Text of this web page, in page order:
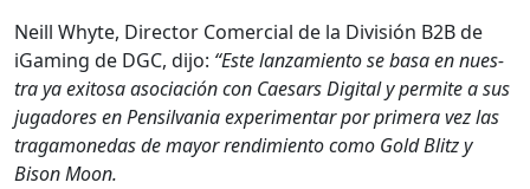
Neill Whyte, Direc­tor Com­er­cial de la División B2B de
iGam­ing de DGC, dijo: “Este lan­za­mien­to se basa en nues­
tra ya exi­tosa aso­ciación con Cae­sars Dig­i­tal y per­mite a sus
jugadores en Pen­sil­va­nia exper­i­men­tar por primera vez las
trag­a­monedas de may­or rendimien­to como Gold Blitz y
Bison Moon.